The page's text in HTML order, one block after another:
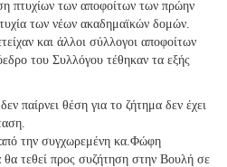
πτυχίων των αποφοίτων των πρώην
των νέων ακαδημαϊκών δομών.
και άλλοι σύλλογοι αποφοίτων
του Συλλόγου τέθηκαν τα εξής
παίρνει θέση για το ζήτημα δεν έχει
την συγχωρεμένη κα.Φώφη
θα τεθεί προς συζήτηση στην Βουλή σε